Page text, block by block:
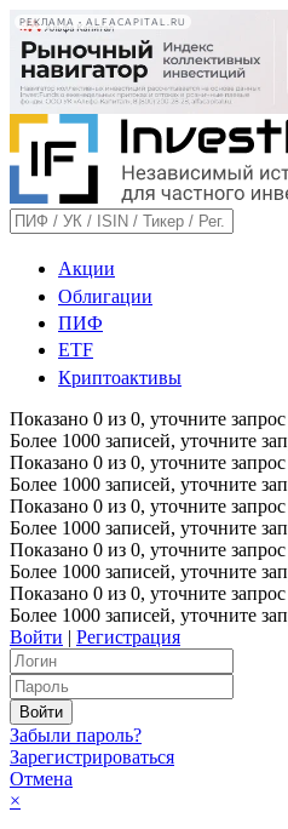
РЕКЛАМА • ALFACAPITAL.RU
Акции
Облигации
ПИФ
ETF
Криптоактивы
Показано 0 из 0, уточните запрос
Более 1000 записей, уточните
Показано 0 из 0, уточните запрос
Более 1000 записей, уточните
Показано 0 из 0, уточните запрос
Более 1000 записей, уточните
Показано 0 из 0, уточните запрос
Более 1000 записей, уточните
Показано 0 из 0, уточните запрос
Более 1000 записей, уточните
Войти | Регистрация
Забыли пароль?
Зарегистрироваться
Отмена
×